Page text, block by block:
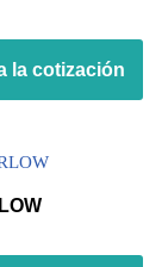
la cotización